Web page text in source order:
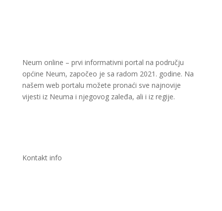
Neum online – prvi informativni portal na području
općine Neum, započeo je sa radom 2021. godine. Na
našem web portalu možete pronaći sve najnovije
vijesti iz Neuma i njegovog zaleđa, ali i iz regije.
Kontakt info